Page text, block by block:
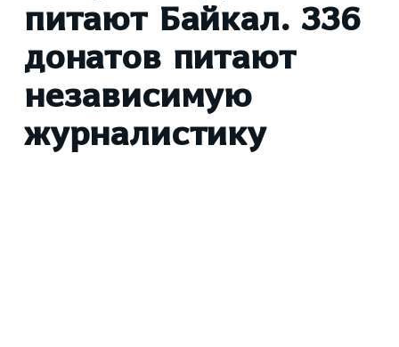
питают Байкал. 336
донатов питают
независимую
журналистику